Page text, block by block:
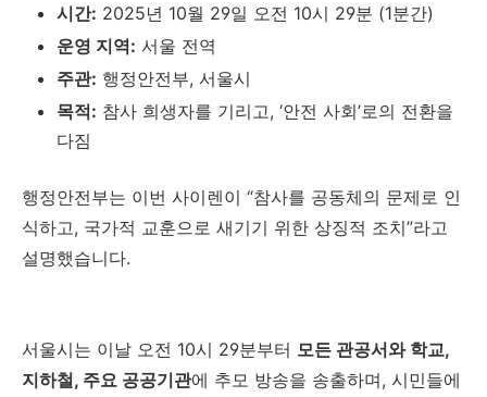
시간: 2025년 10월 29일 오전 10시 29분 (1분간)
운영 지역: 서울 전역
주관: 행정안전부, 서울시
목적: 참사 희생자를 기리고, ‘안전 사회’로의 전환을
다짐
행정안전부는 이번 사이렌이 “참사를 공동체의 문제로 인
식하고, 국가적 교훈으로 새기기 위한 상징적 조치”라고
설명했습니다.
서울시는 이날 오전 10시 29분부터 모든 관공서와 학교,
지하철, 주요 공공기관에 추모 방송을 송출하며, 시민들에